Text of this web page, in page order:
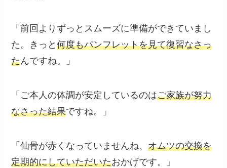
「前回よりずっとスムーズに準備ができていまし
た。きっと何度もパンフレットを見て復習なさっ
たんですね。」
「ご本人の体調が安定しているのはご家族が努力
なさった結果ですね。」
「仙骨が赤くなっていませんね、オムツの交換を
定期的にしていただいたおかげです。」